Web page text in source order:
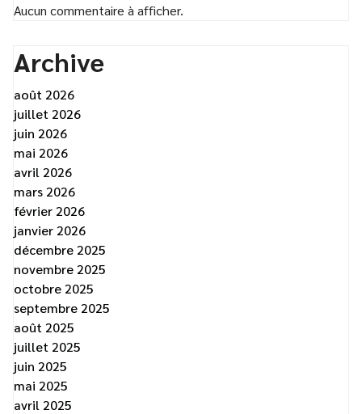
Aucun commentaire à afficher.
Archive
août 2026
juillet 2026
juin 2026
mai 2026
avril 2026
mars 2026
février 2026
janvier 2026
décembre 2025
novembre 2025
octobre 2025
septembre 2025
août 2025
juillet 2025
juin 2025
mai 2025
avril 2025